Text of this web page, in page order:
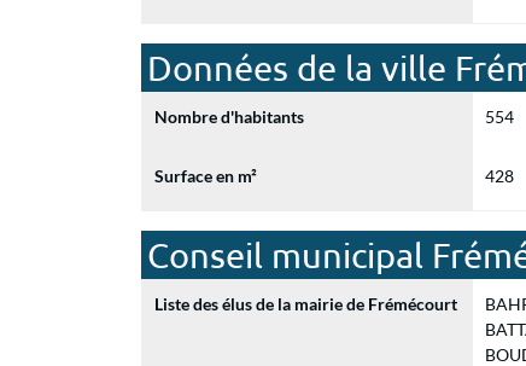
Données de la ville
Nombre d'habitants 554
Surface en m² 428
Conseil municipal
Liste des élus de la mairie de Frémécourt